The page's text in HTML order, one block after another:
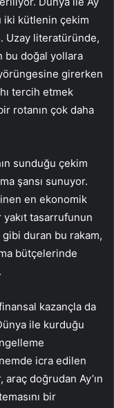
iki kütlenin çekim
Uzay literatüründe,
bu doğal yollara
girerken
tercih etmek
rotanın çok daha
sunduğu çekim
şansı sunuyor.
en ekonomik
tasarrufunun
duran bu rakam,
bütçelerinde
kazançla da
ile kurduğu
icra edilen
araç doğrudan Ay’ın
bir